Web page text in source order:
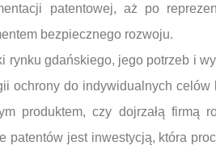
patentowej, aż po
bezpiecznego rozwoju.
rynku gdańskiego, jego potrzeb i
ochrony do indywidualnych
produktem, czy dojrzałą firmą
patentów jest inwestycją, która